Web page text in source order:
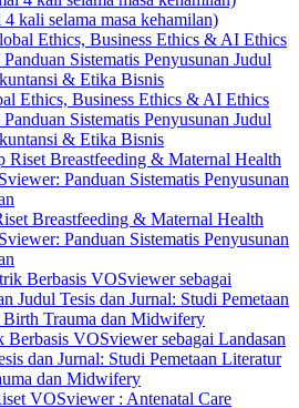
kali selama masa kehamilan)
Ethics, Business Ethics & AI Ethics
Sistematis Penyusunan Judul
& Etika Bisnis
Breastfeeding & Maternal Health
Panduan Sistematis Penyusunan
VOSviewer sebagai Landasan
dan Jurnal: Studi Pemetaan Literatur
dan Midwifery